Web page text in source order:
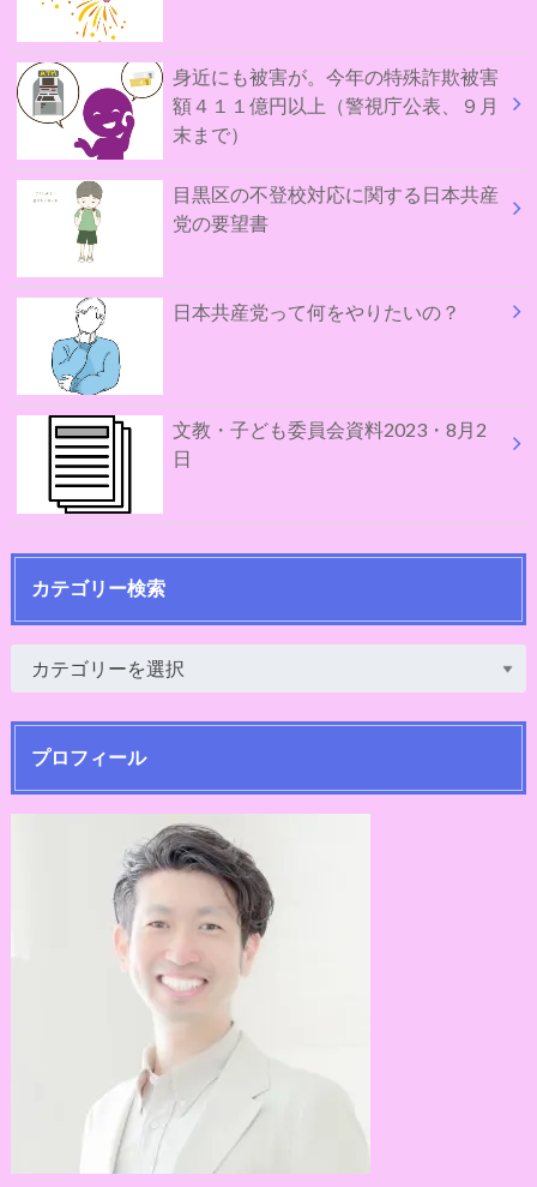
身近にも被害が。今年の特殊詐欺被害
額４１１億円以上（警視庁公表、９月
末まで）
目黒区の不登校対応に関する日本共産
党の要望書
日本共産党って何をやりたいの？
文教・子ども委員会資料2023・8月2
日
カテゴリー検索
プロフィール